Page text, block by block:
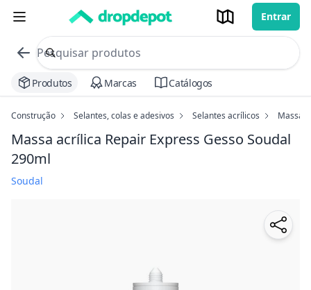
Entrar
commerce search no header
Procurar
Produtos Marcas Catálogos
Construção Selantes, colas e adesivos Selantes acrílicos Massa
Massa acrílica Repair Express Gesso Soudal
290ml
Soudal